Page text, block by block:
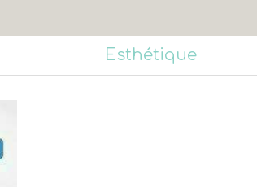
Esthétique